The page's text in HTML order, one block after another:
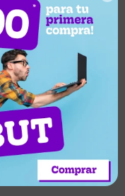
UYU
5.099
Mesa de comedor
120x80
Llega mañana